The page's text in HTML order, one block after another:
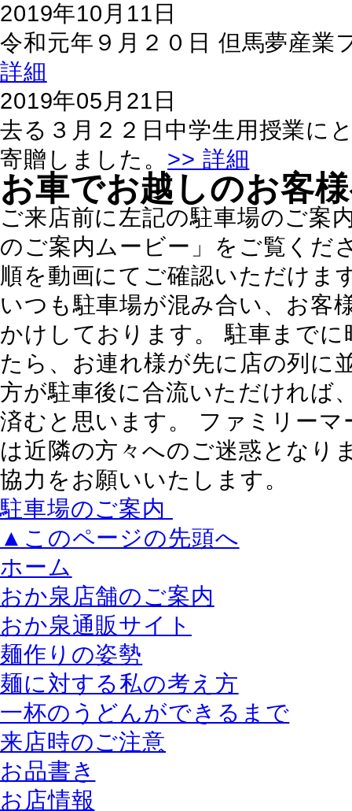
2019年10月11日
令和元年９月２０日 但馬夢産業
詳細
2019年05月21日
去る３月２２日中学生用授業に
寄贈しました。 >> 詳細
お車でお越しのお客
ご来店前に左記の駐車場のご案
のご案内ムービー」をご覧くだ
順を動画にてご確認いただけま
いつも駐車場が混み合い、お客
かけしております。 駐車まで
たら、お連れ様が先に店の列に
方が駐車後に合流いただければ
済むと思います。 ファミリーマ
は近隣の方々へのご迷惑となり
協力をお願いいたします。
駐車場のご案内
▲このページの先頭へ
ホーム
おか泉店舗のご案内
おか泉通販サイト
麺作りの姿勢
麺に対する私の考え方
一杯のうどんができるまで
来店時のご注意
お品書き
お店情報